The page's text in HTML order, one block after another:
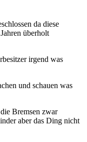
da diese
überholt
irgend was
und schauen was
Bremsen zwar
aber das Ding nicht